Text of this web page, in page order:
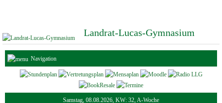
Landrat-Lucas-Gymnasium
Navigation
Samstag, 08.08.2026, KW: 32, A-Woche